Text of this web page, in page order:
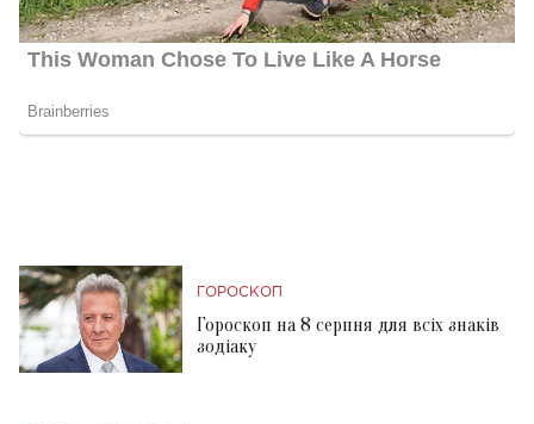
ГОРОСКОП
Гороскоп на 8 серпня для всіх знаків
зодіаку